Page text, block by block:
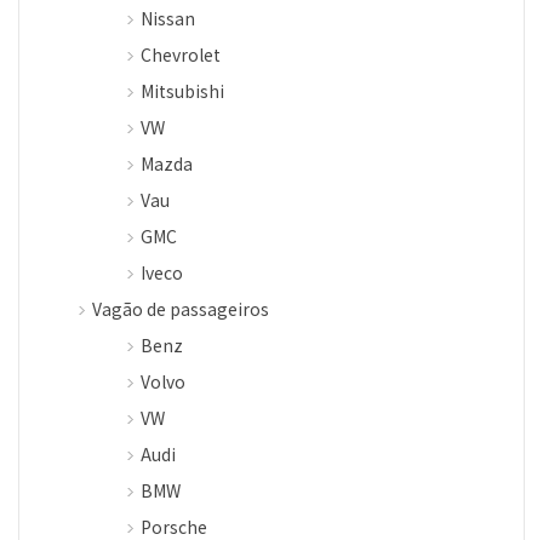
Nissan
Chevrolet
Mitsubishi
VW
Mazda
Vau
GMC
Iveco
Vagão de passageiros
Benz
Volvo
VW
Audi
BMW
Porsche